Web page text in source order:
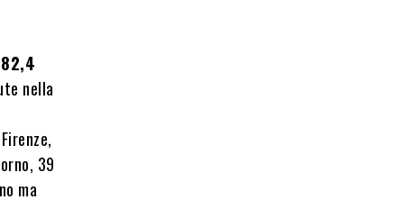
nella
39
ma